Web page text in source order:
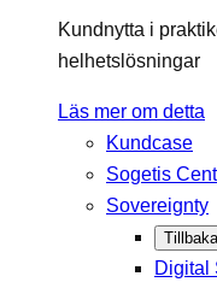
Kundnytta i
helhetslösningar
Läs mer om detta
Kundcase
Sogetis
Sovereignty
Tillbaka
Digital